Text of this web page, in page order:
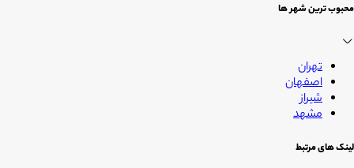
آنکه شما فرصت بیشتری برای زندگی کردن داشته باشید؛ فیکسا، زمانی برای
محبوب ترین شهر ها
تهران
اصفهان
شیراز
مشهد
لینک های مرتبط